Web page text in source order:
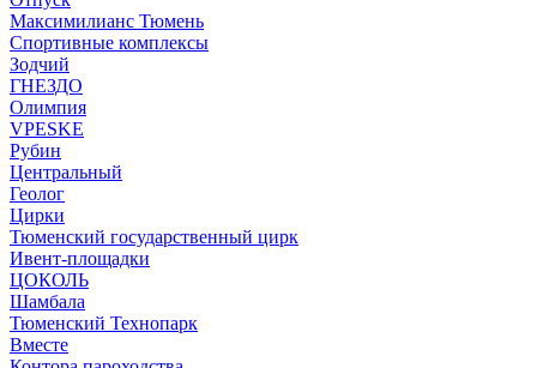
Максимилианс Тюмень
Спортивные комплексы
Зодчий
ГНЕЗДО
Олимпия
VPESKE
Рубин
Центральный
Геолог
Цирки
Тюменский государственный цирк
Ивент-площадки
ЦОКОЛЬ
Шамбала
Тюменский Технопарк
Вместе